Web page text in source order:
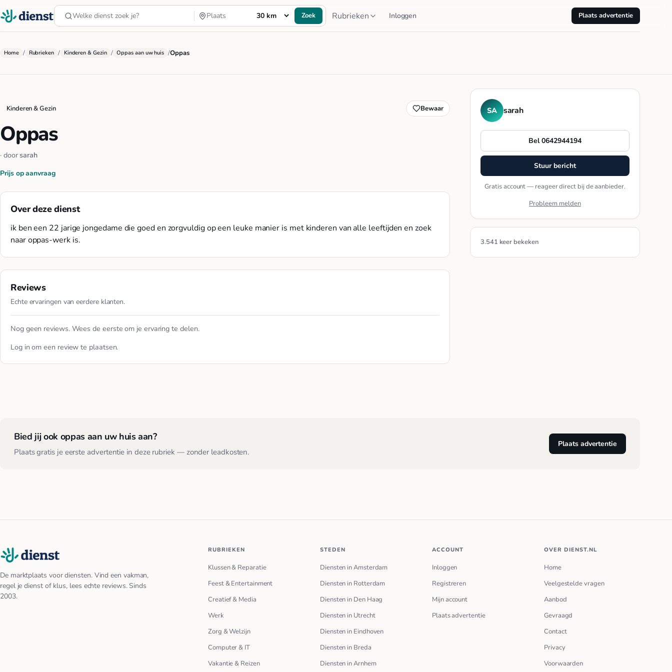
Zoek Rubrieken Inloggen Plaats advertentie
Home / Rubrieken / Kinderen & Gezin / Oppas aan uw huis /Oppas
Kinderen & Gezin Bewaar
Oppas
· door sarah
Prijs op aanvraag
Over deze dienst
ik ben een 22 jarige jongedame die goed en zorgvuldig op een leuke manier is met kinderen van alle leeftijden en zoek
naar oppas-werk is.
Reviews
Echte ervaringen van eerdere klanten.
Nog geen reviews. Wees de eerste om je ervaring te delen.
Log in om een review te plaatsen.
SA sarah
Bel 0642944194
Stuur bericht
Gratis account — reageer direct bij de aanbieder.
Probleem melden
3.541 keer bekeken
Bied jij ook oppas aan uw huis aan?
Plaats gratis je eerste advertentie in deze rubriek — zonder leadkosten.
Plaats advertentie
De marktplaats voor diensten. Vind een vakman,
regel je dienst of klus, lees echte reviews. Sinds
2003.
RUBRIEKEN
Klussen & Reparatie
Feest & Entertainment
Creatief & Media
Werk
Zorg & Welzijn
Computer & IT
Vakantie & Reizen
STEDEN
Diensten in Amsterdam
Diensten in Rotterdam
Diensten in Den Haag
Diensten in Utrecht
Diensten in Eindhoven
Diensten in Breda
Diensten in Arnhem
ACCOUNT
Inloggen
Registreren
Mijn account
Plaats advertentie
OVER DIENST.NL
Home
Veelgestelde vragen
Aanbod
Gevraagd
Contact
Privacy
Voorwaarden